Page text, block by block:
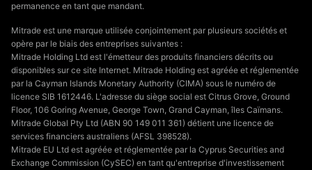
permanence en tant que mandant.
Mitrade est une marque utilisée conjointement par plusieurs sociétés et
opère par le biais des entreprises suivantes :
Mitrade Holding Ltd est l'émetteur des produits financiers décrits ou
disponibles sur ce site Internet. Mitrade Holding est agréée et réglementée
par la Cayman Islands Monetary Authority (CIMA) sous le numéro de
licence SIB 1612446. L'adresse du siège social est Citrus Grove, Ground
Floor, 106 Goring Avenue, George Town, Grand Cayman, îles Caïmans.
Mitrade Global Pty Ltd (ABN 90 149 011 361) détient une licence de
services financiers australiens (AFSL 398528).
Mitrade EU Ltd est agréée et réglementée par la Cyprus Securities and
Exchange Commission (CySEC) en tant qu'entreprise d'investissement